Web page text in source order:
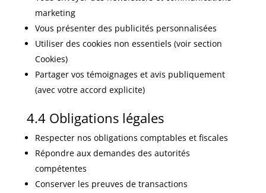
marketing
Vous présenter des publicités personnalisées
Utiliser des cookies non essentiels (voir section
Cookies)
Partager vos témoignages et avis publiquement
(avec votre accord explicite)
4.4 Obligations légales
Respecter nos obligations comptables et fiscales
Répondre aux demandes des autorités
compétentes
Conserver les preuves de transactions